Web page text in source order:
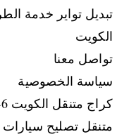
الكويت
تواصل معنا
سياسة الخصوصية
متنقل تصليح سيارات